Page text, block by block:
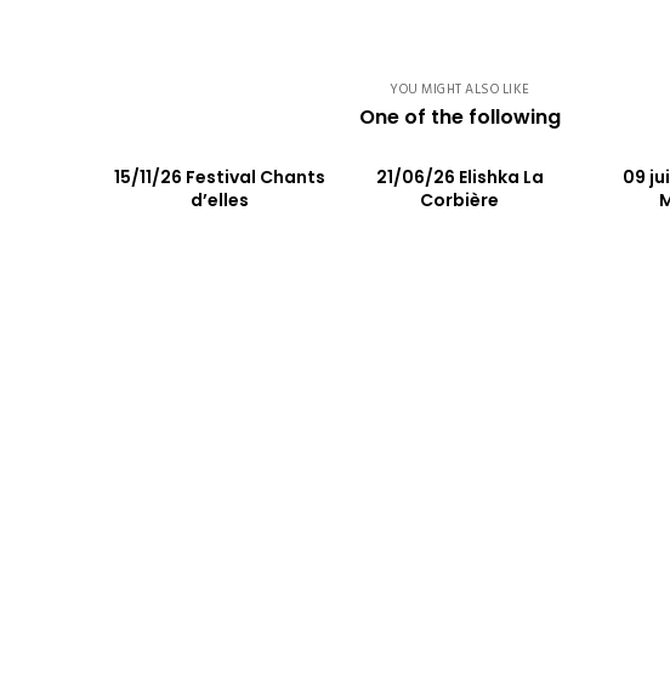
YOU MIGHT ALSO LIKE
One of the following
15/11/26 Festival Chants
d’elles
21/06/26 Elishka La
Corbière
09